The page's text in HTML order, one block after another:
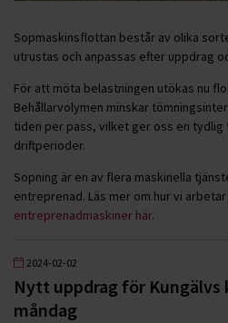
Sopmaskinsflottan består av olika
utrustas och anpassas efter uppdrag
För att möta belastningen utökas nu
Behållarvolymen minskar
tiden per pass, vilket ger oss en tydlig
driftperioder.
Sopning är en av flera maskinella
entreprenad. Läs mer om hur vi
entreprenadmaskiner här.
2024-02-02
Nytt uppdrag för Kungälvs
måndag